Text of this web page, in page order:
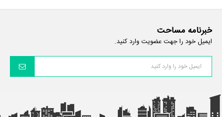
خبرنامه مساحت
ایمیل خود را جهت عضویت وارد کنید.